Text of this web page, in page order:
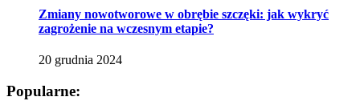
Zmiany nowotworowe w obrębie szczęki: jak wykryć
zagrożenie na wczesnym etapie?
20 grudnia 2024
Popularne: